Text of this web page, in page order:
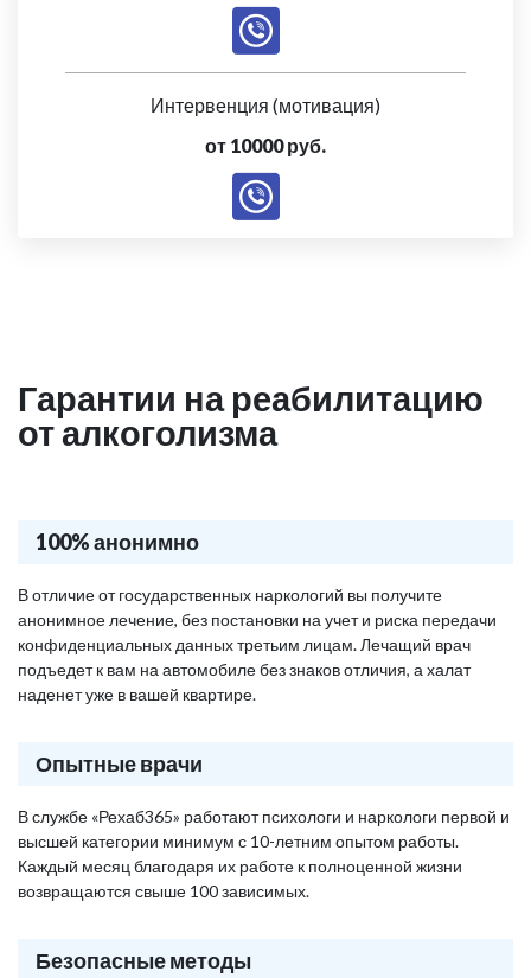
Интервенция (мотивация)
от 10000 руб.
Гарантии на реабилитацию
от алкоголизма
100% анонимно
В отличие от государственных наркологий вы получите
анонимное лечение, без постановки на учет и риска передачи
конфиденциальных данных третьим лицам. Лечащий врач
подъедет к вам на автомобиле без знаков отличия, а халат
наденет уже в вашей квартире.
Опытные врачи
В службе «Рехаб365» работают психологи и наркологи первой и
высшей категории минимум с 10-летним опытом работы.
Каждый месяц благодаря их работе к полноценной жизни
возвращаются свыше 100 зависимых.
Безопасные методы